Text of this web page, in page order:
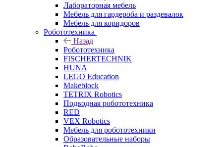
Лабораторная мебель
Мебель для гардероба и раздевалок
Мебель для коридоров
Робототехника
Назад
Робототехника
FISCHERTECHNIK
HUNA
LEGO Education
Makeblock
TETRIX Robotics
Подводная робототехника
RED
VEX Robotics
Мебель для робототехники
Образовательные наборы